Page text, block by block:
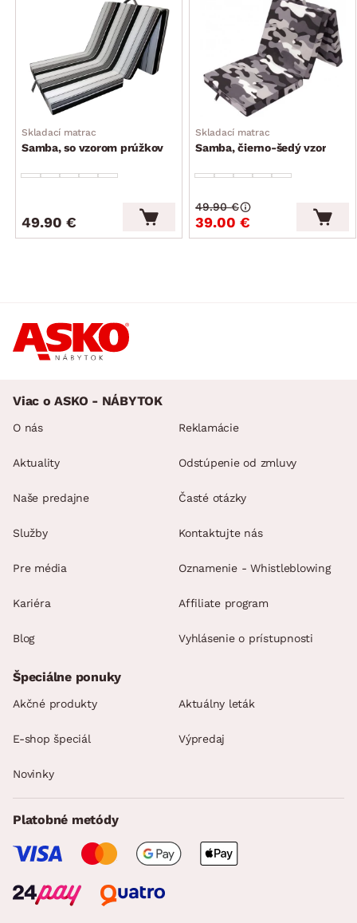
Skladací matrac
Samba, so vzorom prúžkov
49.90 €
Skladací matrac
Samba, čierno-šedý vzor
39.00 €
49.90 €
Viac o ASKO - NÁBYTOK
O nás
Aktuality
Naše predajne
Služby
Pre média
Kariéra
Blog
Reklamácie
Odstúpenie od zmluvy
Časté otázky
Kontaktujte nás
Oznamenie - Whistleblowing
Affiliate program
Vyhlásenie o prístupnosti
Špeciálne ponuky
Akčné produkty Aktuálny leták
E-shop špeciál Výpredaj
Novinky
Platobné metódy